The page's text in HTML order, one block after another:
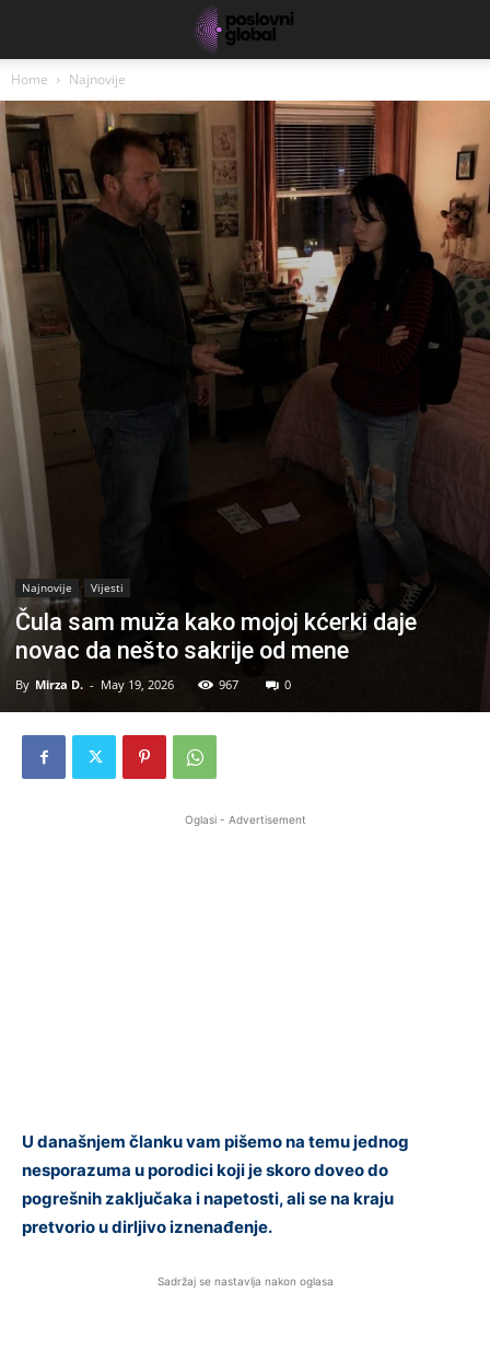
Home Najnovije
Najnovije Vijesti
Čula sam muža kako mojoj kćerki daje
novac da nešto sakrije od mene
By Mirza D. - May 19, 2026 967 0
Oglasi - Advertisement
U današnjem članku vam pišemo na temu jednog
nesporazuma u porodici koji je skoro doveo do
pogrešnih zaključaka i napetosti, ali se na kraju
pretvorio u dirljivo iznenađenje.
Sadržaj se nastavlja nakon oglasa